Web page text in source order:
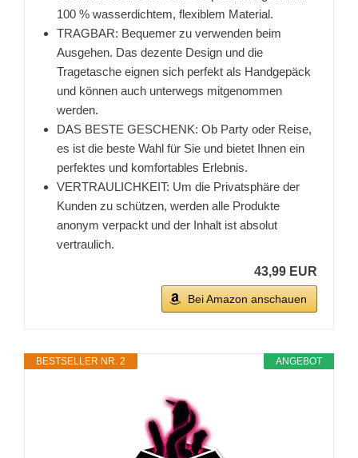
100 % wasserdichtem, flexiblem Material.
TRAGBAR: Bequemer zu verwenden beim
Ausgehen. Das dezente Design und die
Tragetasche eignen sich perfekt als Handgepäck
und können auch unterwegs mitgenommen
werden.
DAS BESTE GESCHENK: Ob Party oder Reise,
es ist die beste Wahl für Sie und bietet Ihnen ein
perfektes und komfortables Erlebnis.
VERTRAULICHKEIT: Um die Privatsphäre der
Kunden zu schützen, werden alle Produkte
anonym verpackt und der Inhalt ist absolut
vertraulich.
43,99 EUR
Bei Amazon anschauen
ANGEBOT
BESTSELLER NR. 2